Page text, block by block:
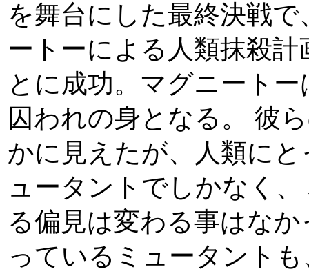
を舞台にした最終決戦
ートーによる人類抹殺
とに成功。マグニート
囚われの身となる。 彼
かに見えたが、人類に
ュータントでしかなく
る偏見は変わる事はな
っているミュータント